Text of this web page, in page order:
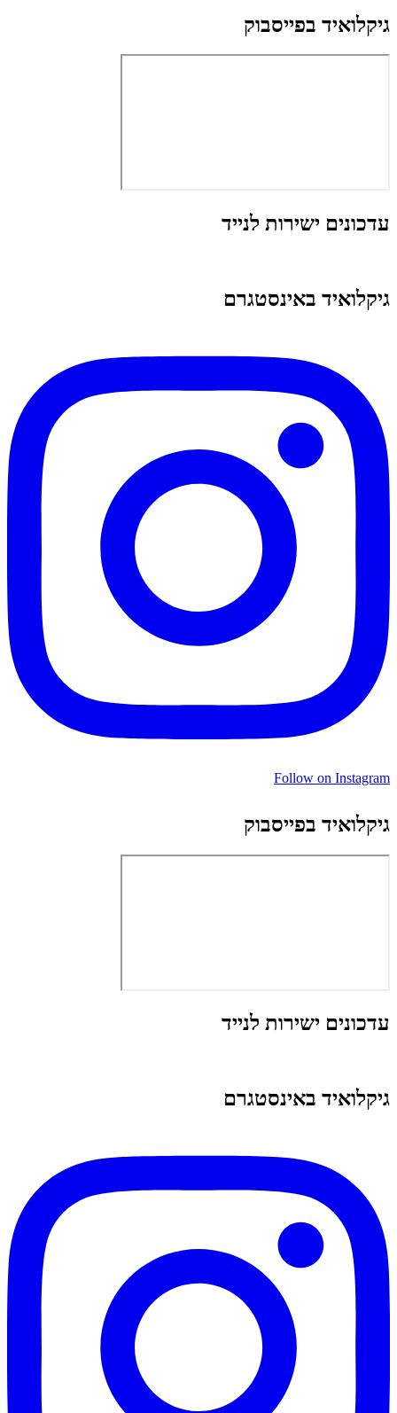
גיקלואיד בפייסבוק
עדכונים ישירות לנייד
גיקלואיד באינסטגרם
Follow on Instagram
גיקלואיד בפייסבוק
עדכונים ישירות לנייד
גיקלואיד באינסטגרם